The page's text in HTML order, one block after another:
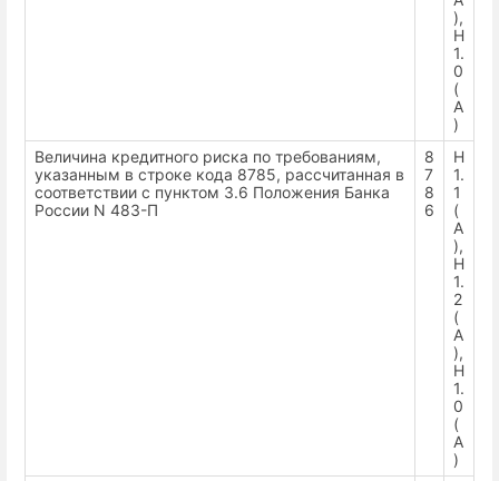
),
Н
1.
0
(
А
)
Величина кредитного риска по требованиям,
указанным в строке кода 8785, рассчитанная в
соответствии с пунктом 3.6 Положения Банка
России N 483-П
8
7
8
6
Н
1.
1
(
А
),
Н
1.
2
(
А
),
Н
1.
0
(
А
)